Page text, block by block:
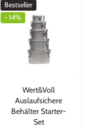
Bestseller
- 14%
Wert&Voll
Auslaufsichere
Behälter Starter-
Set